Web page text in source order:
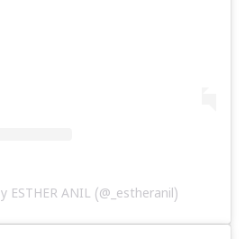
ESTHER ANIL (@_estheranil)